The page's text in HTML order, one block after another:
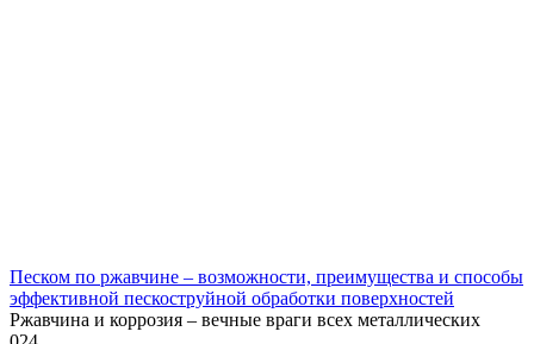
Песком по ржавчине – возможности, преимущества и способы
эффективной пескоструйной обработки поверхностей
Ржавчина и коррозия – вечные враги всех металлических